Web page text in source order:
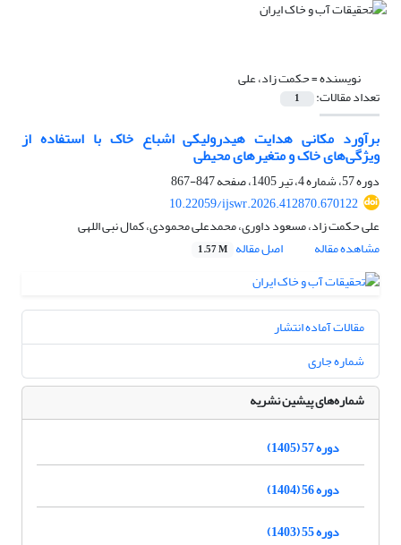
نویسنده =حکمت زاد، علی
تعداد مقالات: 1
برآورد مکانی هدایت هیدرولیکی اشباع خاک با استفاده از
ویژگی‌های خاک و متغیرهای محیطی
دوره 57، شماره 4، تیر 1405، صفحه
847-867
10.22059/ijswr.2026.412870.670122
علی حکمت زاد، مسعود داوری، محمدعلی محمودی، کمال نبی اللهی
مشاهده مقاله
اصل مقاله 1.57 M
مقالات آماده انتشار
شماره جاری
شماره‌های پیشین نشریه
دوره 57 (1405)
دوره 56 (1404)
دوره 55 (1403)